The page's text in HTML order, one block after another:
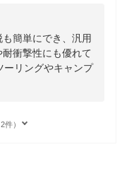
簡単にでき、汎用
衝撃性にも優れて
ーリングやキャンプ
）